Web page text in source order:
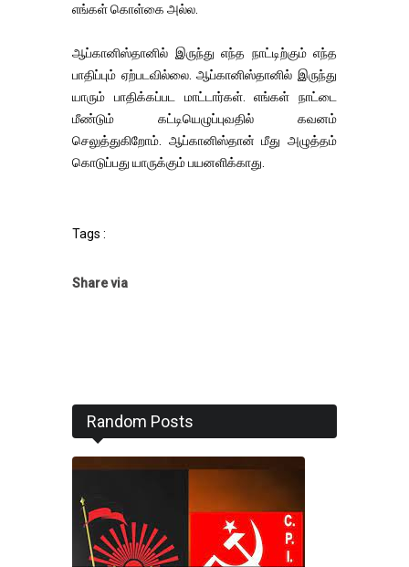
எங்கள் கொள்கை அல்ல.
ஆப்கானிஸ்தானில் இருந்து எந்த நாட்டிற்கும் எந்த
பாதிப்பும் ஏற்படவில்லை. ஆப்கானிஸ்தானில் இருந்து
யாரும் பாதிக்கப்பட மாட்டார்கள். எங்கள் நாட்டை
மீண்டும் கட்டியெழுப்புவதில் கவனம்
செலுத்துகிறோம். ஆப்கானிஸ்தான் மீது அழுத்தம்
கொடுப்பது யாருக்கும் பயனளிக்காது.
Tags :
Share via
Random Posts